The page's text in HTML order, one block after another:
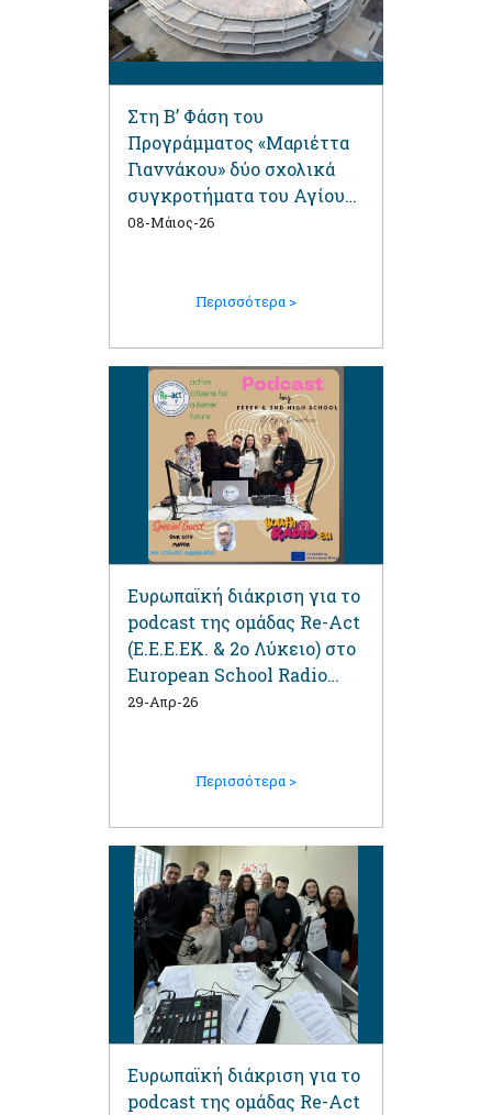
Στη Β’ Φάση του
Προγράμματος «Μαριέττα
Γιαννάκου» δύο σχολικά
συγκροτήματα του Αγίου
Δημητρίου
08-Μάιος-26
Περισσότερα >
Ευρωπαϊκή διάκριση για το
podcast της ομάδας Re-Act
(Ε.Ε.Ε.ΕΚ. & 2ο Λύκειο) στο
European School Radio
2025-2026
29-Απρ-26
Περισσότερα >
Ευρωπαϊκή διάκριση για το
podcast της ομάδας Re-Act